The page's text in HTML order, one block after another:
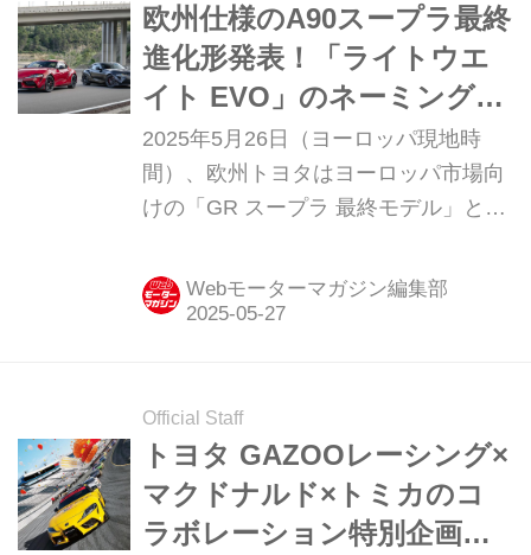
欧州仕様のA90スープラ最終
進化形発表！「ライトウエ
イト EVO」のネーミングが
刺激的だ
2025年5月26日（ヨーロッパ現地時
間）、欧州トヨタはヨーロッパ市場向
けの「GR スープラ 最終モデル」とし
GT4の血統を継ぐ「A90 Final
Edition」は日本仕様と共通するが、そ
いる。
Webモーターマガジン編集部
Official Staff
トヨタ GAZOOレーシング×
マクドナルド×トミカのコ
ラボレーション特別企画が